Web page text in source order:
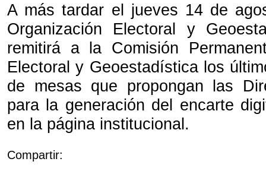
A más tardar el jueves 14 de
Organización Electoral y
remitirá a la Comisión
Electoral y Geoestadística los
de mesas que propongan las
para la generación del encarte
en la página institucional.
Compartir: